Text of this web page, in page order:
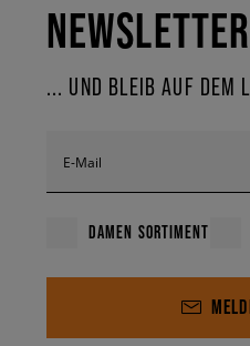
NEWSLETTER
... UND BLEIB AUF DEM
E-Mail
DAMEN SORTIMENT